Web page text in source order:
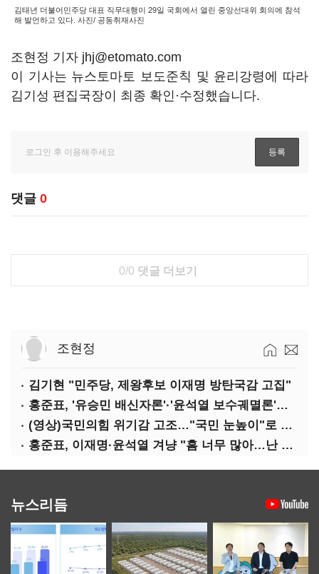
김태년 더불어민주당 대표 직무대행이 29일 국회에서 열린 중앙선대위 회의에 참석
해 발언하고 있다. 사진/ 공동취재사진
조현정 기자 jhj@etomato.com
이 기사는 뉴스토마토 보도준칙 및 윤리강령에 따라
김기성 편집국장이 최종 확인·수정했습니다.
댓글 0
0/0 댓글 더보기
조현정
김기현 "민주당, 제왕후보 이재명 방탄국감 고집"
홍준표, '유승민 배신자론'·'윤석열 보수궤멸론'으로 TK 공략
(영상)국민의힘 위기감 고조…"국민 눈높이"로 곽상도 압박
홍준표, 이재명·윤석열 겨냥 "흠 너무 많아…난 털릴 게 없다"
뉴스리듬